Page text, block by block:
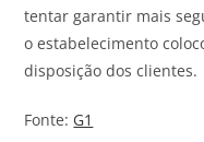
tentar garantir mais
o estabelecimento
disposição dos clientes.
Fonte: G1